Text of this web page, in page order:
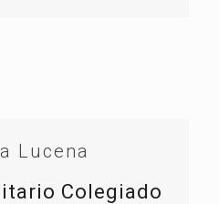
Lucena
Colegiado